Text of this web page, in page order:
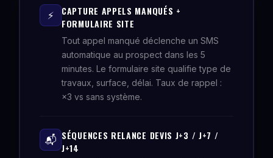
⚡
CAPTURE APPELS MANQUÉS +
FORMULAIRE SITE
Tout appel manqué déclenche un SMS
automatique au prospect dans les 5
minutes. Le formulaire site qualifie type de
travaux, surface, délai. Taux de rappel :
×3 vs sans système.
📬 SÉQUENCES RELANCE DEVIS J+3 / J+7 /
J+14